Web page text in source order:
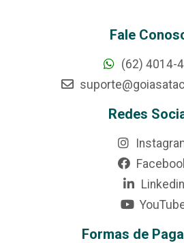
Fale
(62) 4014-
Redes
Linkedin
Formas de